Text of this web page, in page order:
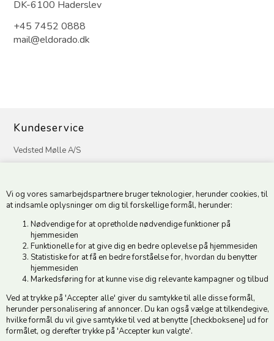
Vi og vores samarbejdspartnere bruger teknologier, herunder cookies, til
at indsamle oplysninger om dig til forskellige formål, herunder:
Nødvendige for at opretholde nødvendige funktioner på
hjemmesiden
Funktionelle for at give dig en bedre oplevelse på hjemmesiden
Statistiske for at få en bedre forståelse for, hvordan du benytter
hjemmesiden
Markedsføring for at kunne vise dig relevante kampagner og tilbud
Ved at trykke på 'Accepter alle' giver du samtykke til alle disse formål,
herunder personalisering af annoncer. Du kan også vælge at tilkendegive,
hvilke formål du vil give samtykke til ved at benytte [checkboksene] ud for
formålet, og derefter trykke på 'Accepter kun valgte'.
DK-6100 Haderslev
+45 7452 0888
mail@eldorado.dk
Kundeservice
Vedsted Mølle A/S
CVR 49879415 Mailvedstedmoelle@post.tele.dk
Åbningstider: Man-Fre 9.00-17.00 | Middagslukket 12.00-12.30 |
Lørdag 9.00-12.00
Hold dig opdateret
Tilmeld dig vores nyhedsbrev og modtag gode tilbud :)